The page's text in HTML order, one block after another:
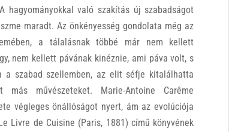
való szakítás új szabadságot
maradt. Az önkényesség gondolata még az
a tálalásnak többé már nem kellett
nem kellett pávának kinéznie, ami páva volt, s
a szabad szellemben, az elit séfje kitalálhatta
művészeteket. Marie-Antoine Carême
végleges önállóságot nyert, ám az evolúciója
Livre de Cuisine (Paris, 1881) című könyvének